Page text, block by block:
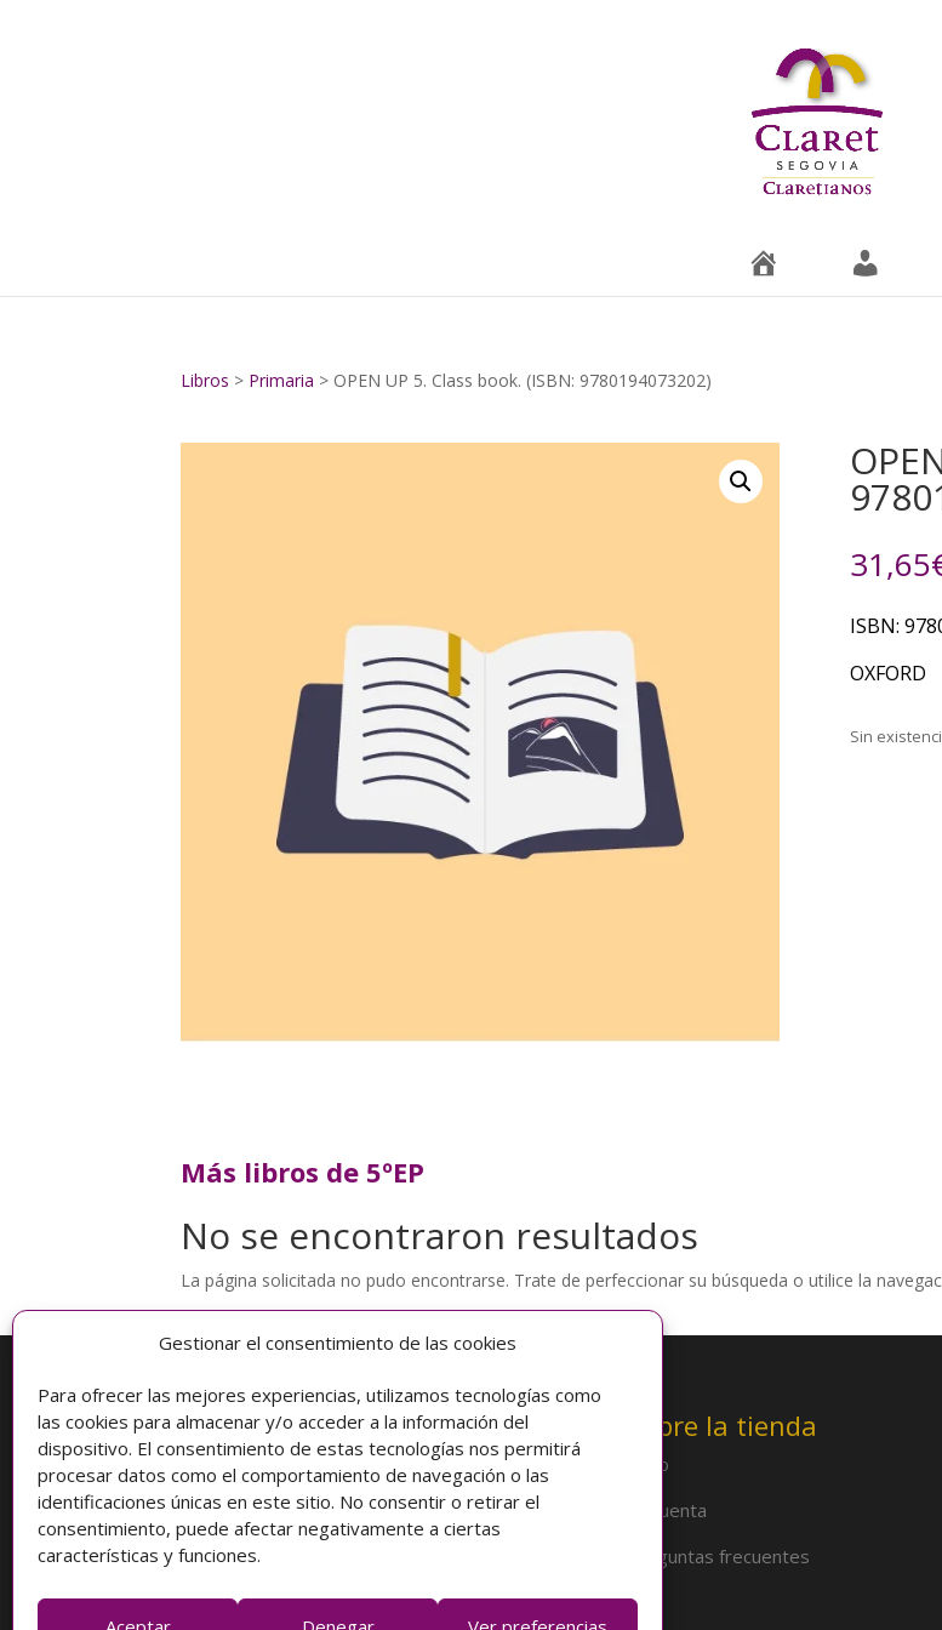
Gestionar el consentimiento de las cookies
Para ofrecer las mejores experiencias, utilizamos tecnologías como
las cookies para almacenar y/o acceder a la información del
dispositivo. El consentimiento de estas tecnologías nos permitirá
procesar datos como el comportamiento de navegación o las
identificaciones únicas en este sitio. No consentir o retirar el
consentimiento, puede afectar negativamente a ciertas
características y funciones.
e c
Libros > Primaria > OPEN UP 5. Class book. (ISBN: 9780194073202)
31,65
ISBN:
OXFORD
Sin
Más libros de 5ºEP
No se encontraron resultados
La página solicitada no pudo encontrarse. Trate de perfeccionar su búsqueda o utilice la
Información
Condiciones de compra
Protección de datos
Sobre la tienda
Inicio
Mi cuenta
Preguntas frecuentes